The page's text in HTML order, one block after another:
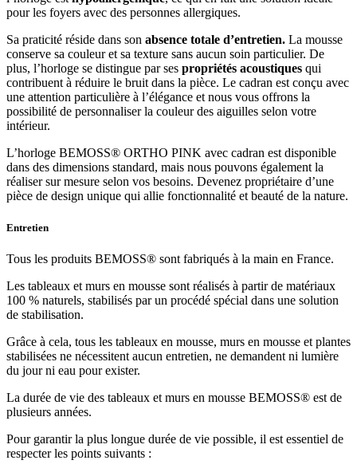
pour les foyers avec des personnes allergiques.
Sa praticité réside dans son absence totale d’entretien. La mousse
conserve sa couleur et sa texture sans aucun soin particulier. De
plus, l’horloge se distingue par ses propriétés acoustiques qui
contribuent à réduire le bruit dans la pièce. Le cadran est conçu avec
une attention particulière à l’élégance et nous vous offrons la
possibilité de personnaliser la couleur des aiguilles selon votre
intérieur.
L’horloge BEMOSS® ORTHO PINK avec cadran est disponible
dans des dimensions standard, mais nous pouvons également la
réaliser sur mesure selon vos besoins. Devenez propriétaire d’une
pièce de design unique qui allie fonctionnalité et beauté de la nature.
Entretien
Tous les produits BEMOSS® sont fabriqués à la main en France.
Les tableaux et murs en mousse sont réalisés à partir de matériaux
100 % naturels, stabilisés par un procédé spécial dans une solution
de stabilisation.
Grâce à cela, tous les tableaux en mousse, murs en mousse et plantes
stabilisées ne nécessitent aucun entretien, ne demandent ni lumière
du jour ni eau pour exister.
La durée de vie des tableaux et murs en mousse BEMOSS® est de
plusieurs années.
Pour garantir la plus longue durée de vie possible, il est essentiel de
respecter les points suivants :